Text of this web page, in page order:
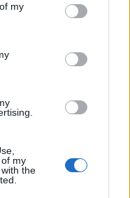
my
my
the
7 Αυγούστου